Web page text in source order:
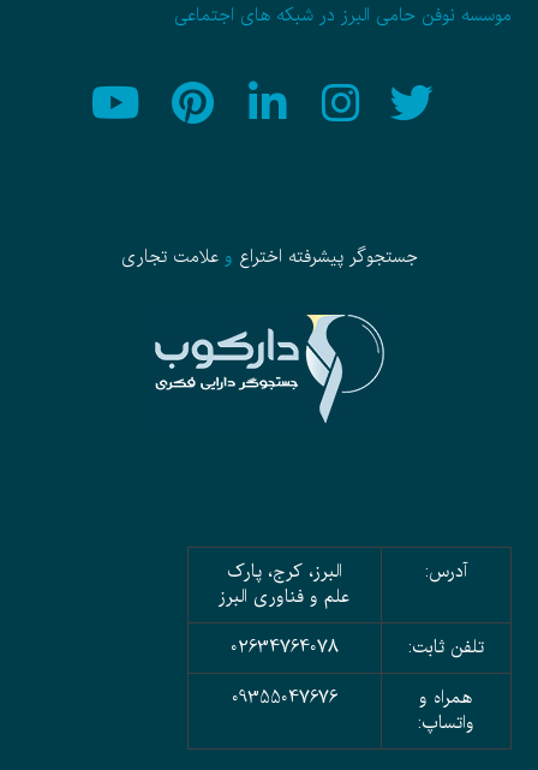
موسسه نوفن حامی البرز در شبکه های اجتماعی
جستجوگر پیشرفته اختراع وعلامت تجاری
آدرس:
البرز، کرج، پارک
علم و فناوری البرز
تلفن ثابت:
02634764078
همراه و
واتساپ:
09355047676